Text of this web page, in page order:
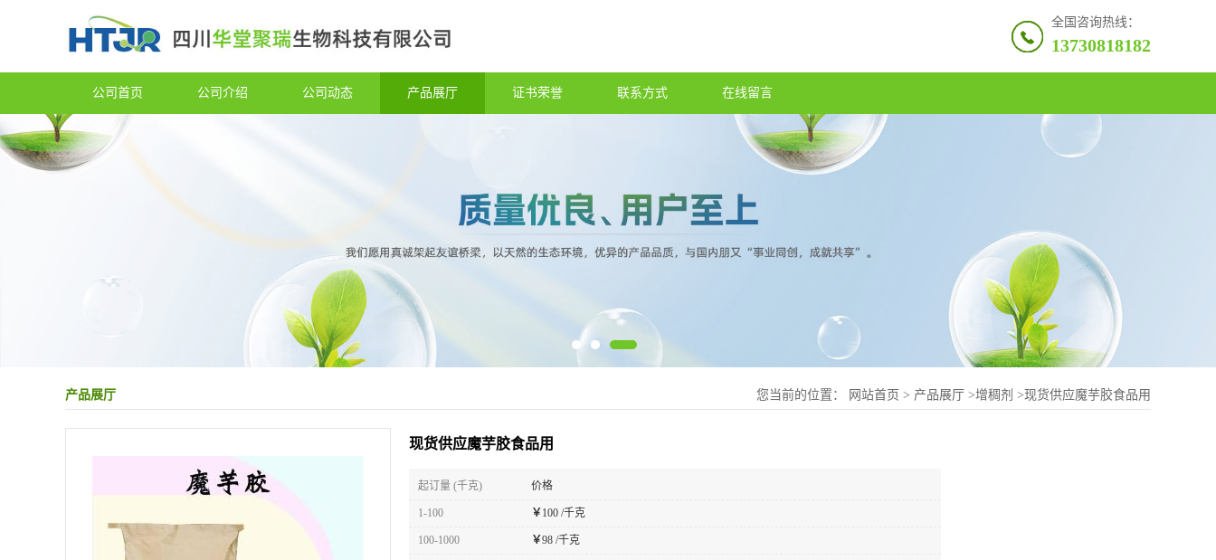
全国咨询热线：
13730818182
公司首页 公司介绍 公司动态 产品展厅 证书荣誉 联系方式 在线留言
产品展厅 您当前的位置： 网站首页 > 产品展厅 >增稠剂 >现货供应魔芋胶食品用
现货供应魔芋胶食品用
起订量 (千克) 价格
1-100 ￥ 100 /千克
100-1000 ￥98 /千克